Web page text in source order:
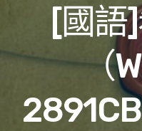
[國語
（